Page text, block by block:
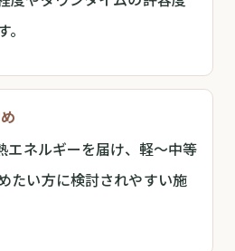
エネルギーを届け、軽〜中等
たい方に検討されやすい施